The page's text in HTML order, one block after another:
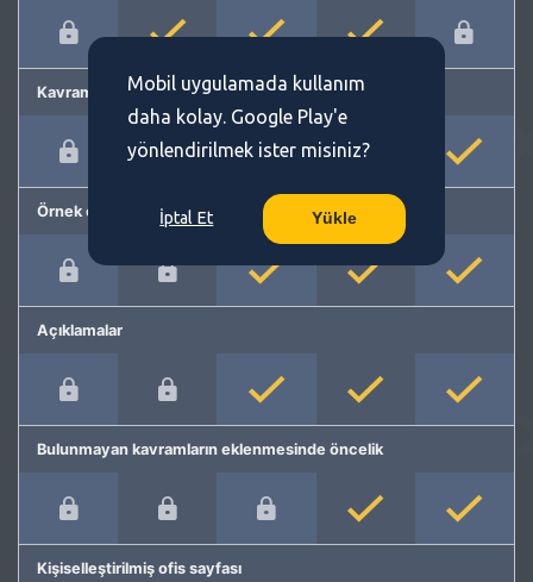
Kavram önerme
Örnek cümleler
Açıklamalar
Bulunmayan kavramların eklenmesinde öncelik
Kişiselleştirilmiş ofis sayfası
Mobil uygulamada kullanım
daha kolay. Google Play'e
yönlendirilmek ister misiniz?
İptal Et Yükle